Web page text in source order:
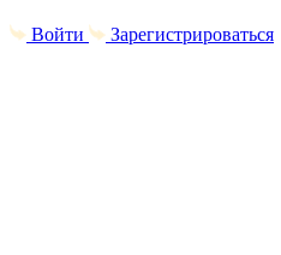
Войти Зарегистрироваться